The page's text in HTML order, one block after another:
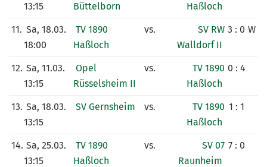
13:15
Büttelborn
Haßloch
11. Sa, 18.03.
18:00
TV 1890
Haßloch
vs.
SV RW
Walldorf II
3 : 0 W
12. Sa, 11.03.
13:15
Opel
Rüsselsheim II
vs.
TV 1890
Haßloch
0 : 4
13. Sa, 18.03.
13:15
SV Gernsheim vs.
TV 1890
Haßloch
1 : 1
14. Sa, 25.03.
13:15
TV 1890
Haßloch
vs.
SV 07
Raunheim
7 : 0